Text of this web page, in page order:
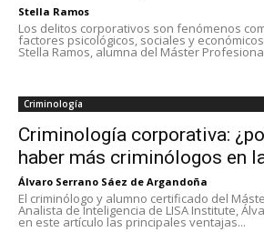
Stella Ramos
Los delitos corporativos son fenómenos
factores psicológicos, sociales y
Stella Ramos, alumna del Máster
Criminología
Criminología corporativa:
haber más criminólogos en
Álvaro Serrano Sáez de Argandoña
El criminólogo y alumno certificado del
Analista de Inteligencia de LISA Institute,
en este artículo las principales ventajas...